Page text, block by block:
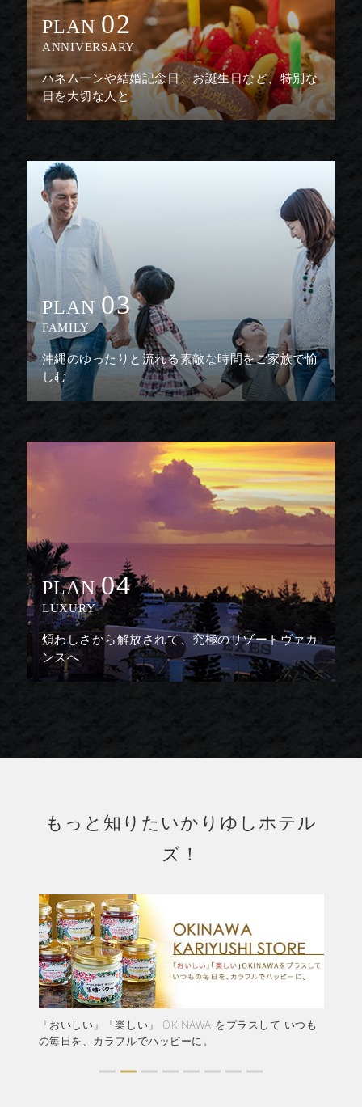
PLAN 02
ANNIVERSARY
ハネムーンや結婚記念日、お誕生日など、特別な
日を大切な人と
PLAN 03
FAMILY
沖縄のゆったりと流れる素敵な時間をご家族で愉
しむ
PLAN 04
LUXURY
煩わしさから解放されて、究極のリゾートヴァカ
ンスへ
もっと知りたいかりゆしホテル
ズ！
「おいしい」「楽しい」 OKINAWA をプラスして いつも
の毎日を、カラフルでハッピーに。